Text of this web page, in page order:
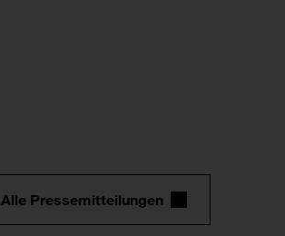
Alle Pressemitteilungen